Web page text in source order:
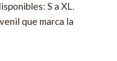
S a XL.
que marca la